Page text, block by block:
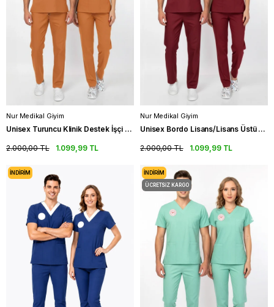
Nur Medikal Giyim
Unisex Turuncu Klinik Destek İşçi Kadrosu Scrubs Takım (Sağlık Bakanlığı Yeni Yönetmeliğe Uygun)
1.099,99 TL
2.000,00 TL
Nur Medikal Giyim
Unisex Bordo Lisans/Lisans Üstü Sağlık Meslek Mensupları Scrubs Takım (Sağlık Bak.Yeni Yön.Uygun)
1.099,99 TL
2.000,00 TL
İNDIRIM İNDIRIM
ÜCRETSIZ KARGO